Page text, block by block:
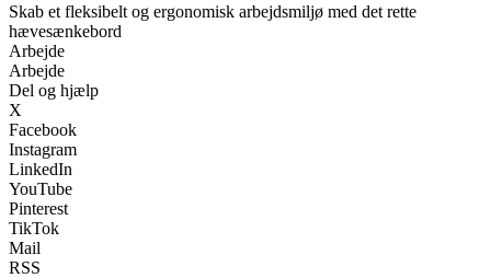
Skab et fleksibelt og ergonomisk arbejdsmiljø med det rette
hævesænkebord
Arbejde
Arbejde
Del og hjælp
X
Facebook
Instagram
LinkedIn
YouTube
Pinterest
TikTok
Mail
RSS